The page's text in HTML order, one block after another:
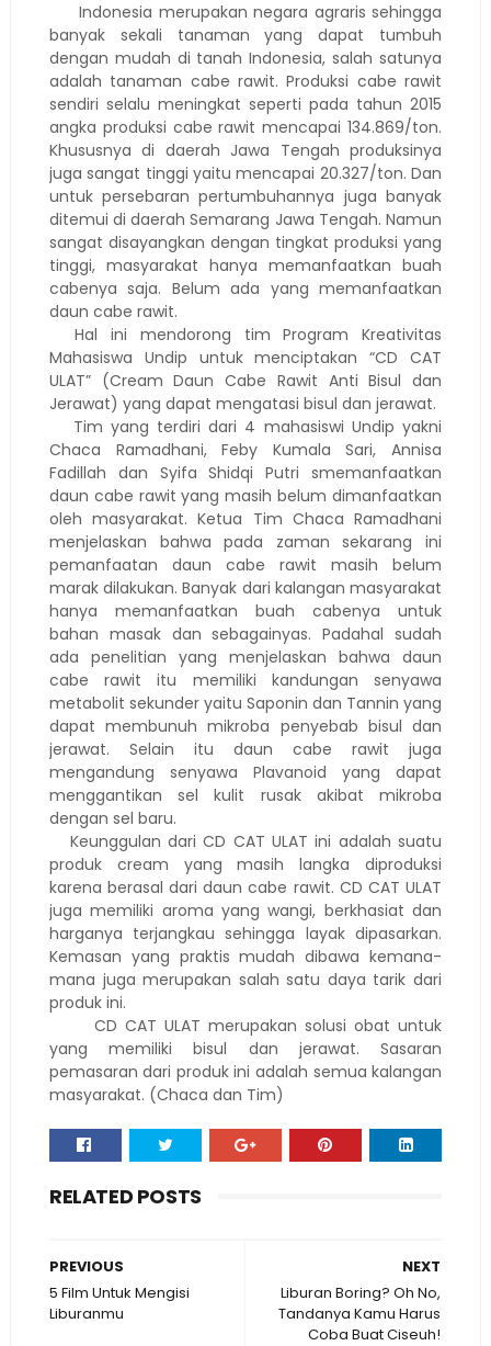
Indonesia merupakan negara agraris sehingga
banyak sekali tanaman yang dapat tumbuh
dengan mudah di tanah Indonesia, salah satunya
adalah tanaman cabe rawit. Produksi cabe rawit
sendiri selalu meningkat seperti pada tahun 2015
angka produksi cabe rawit mencapai 134.869/ton.
Khususnya di daerah Jawa Tengah produksinya
juga sangat tinggi yaitu mencapai 20.327/ton. Dan
untuk persebaran pertumbuhannya juga banyak
ditemui di daerah Semarang Jawa Tengah. Namun
sangat disayangkan dengan tingkat produksi yang
tinggi, masyarakat hanya memanfaatkan buah
cabenya saja. Belum ada yang memanfaatkan
daun cabe rawit.
Hal ini mendorong tim Program Kreativitas
Mahasiswa Undip untuk menciptakan “CD CAT
ULAT” (Cream Daun Cabe Rawit Anti Bisul dan
Jerawat) yang dapat mengatasi bisul dan jerawat.
Tim yang terdiri dari 4 mahasiswi Undip yakni
Chaca Ramadhani, Feby Kumala Sari, Annisa
Fadillah dan Syifa Shidqi Putri smemanfaatkan
daun cabe rawit yang masih belum dimanfaatkan
oleh masyarakat. Ketua Tim Chaca Ramadhani
menjelaskan bahwa pada zaman sekarang ini
pemanfaatan daun cabe rawit masih belum
marak dilakukan. Banyak dari kalangan masyarakat
hanya memanfaatkan buah cabenya untuk
bahan masak dan sebagainyas. Padahal sudah
ada penelitian yang menjelaskan bahwa daun
cabe rawit itu memiliki kandungan senyawa
metabolit sekunder yaitu Saponin dan Tannin yang
dapat membunuh mikroba penyebab bisul dan
jerawat. Selain itu daun cabe rawit juga
mengandung senyawa Plavanoid yang dapat
menggantikan sel kulit rusak akibat mikroba
dengan sel baru.
Keunggulan dari CD CAT ULAT ini adalah suatu
produk cream yang masih langka diproduksi
karena berasal dari daun cabe rawit. CD CAT ULAT
juga memiliki aroma yang wangi, berkhasiat dan
harganya terjangkau sehingga layak dipasarkan.
Kemasan yang praktis mudah dibawa kemana-
mana juga merupakan salah satu daya tarik dari
produk ini.
CD CAT ULAT merupakan solusi obat untuk
yang memiliki bisul dan jerawat. Sasaran
pemasaran dari produk ini adalah semua kalangan
masyarakat. (Chaca dan Tim)
RELATED POSTS
NEXT
Liburan Boring? Oh No,
Tandanya Kamu Harus
Coba Buat Ciseuh!
PREVIOUS
5 Film Untuk Mengisi
Liburanmu